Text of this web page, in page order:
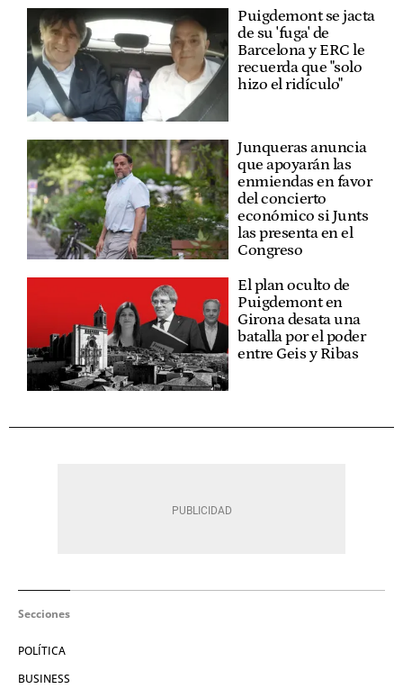
Puigdemont se jacta
de su 'fuga' de
Barcelona y ERC le
recuerda que "solo
hizo el ridículo"
Junqueras anuncia
que apoyarán las
enmiendas en favor
del concierto
económico si Junts
las presenta en el
Congreso
El plan oculto de
Puigdemont en
Girona desata una
batalla por el poder
entre Geis y Ribas
Secciones
POLÍTICA
BUSINESS